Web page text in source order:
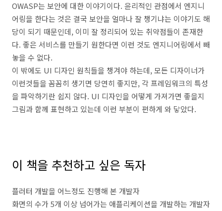
OWASP는 보안에 대한 이야기이다. 윤리적인 관점에서 엔지니
어링을 한다는 것은 결국 보안을 얼마나 잘 챙기냐는 이야기도 해
당이 되기 때문인데, 이미 잘 정리되어 있는 취약점들이 존재한
다. 좋은 서비스를 만들기 원한다면 이런 것도 엔지니어링에서 빼
놓을 수 없다.
이 밖에도 UI 디자인 원칙들을 챙겨야 하는데, 모든 디자이너가
이런것들을 꼼꼼히 생기면 당연히 좋지만, 각 프레임워크의 특성
을 파악하기란 쉽지 않다. UI 디자인을 어떻게 가져가면 좋을지
그림과 함께 표현하고 있는데 이런 부분이 편하게 와 닿았다.
이 책을 추천하고 싶은 독자
플러터 개발을 어느정도 진행해 본 개발자
화면의 수가 5개 이상 넘어가는 애플리케이션을 개발하는 개발자